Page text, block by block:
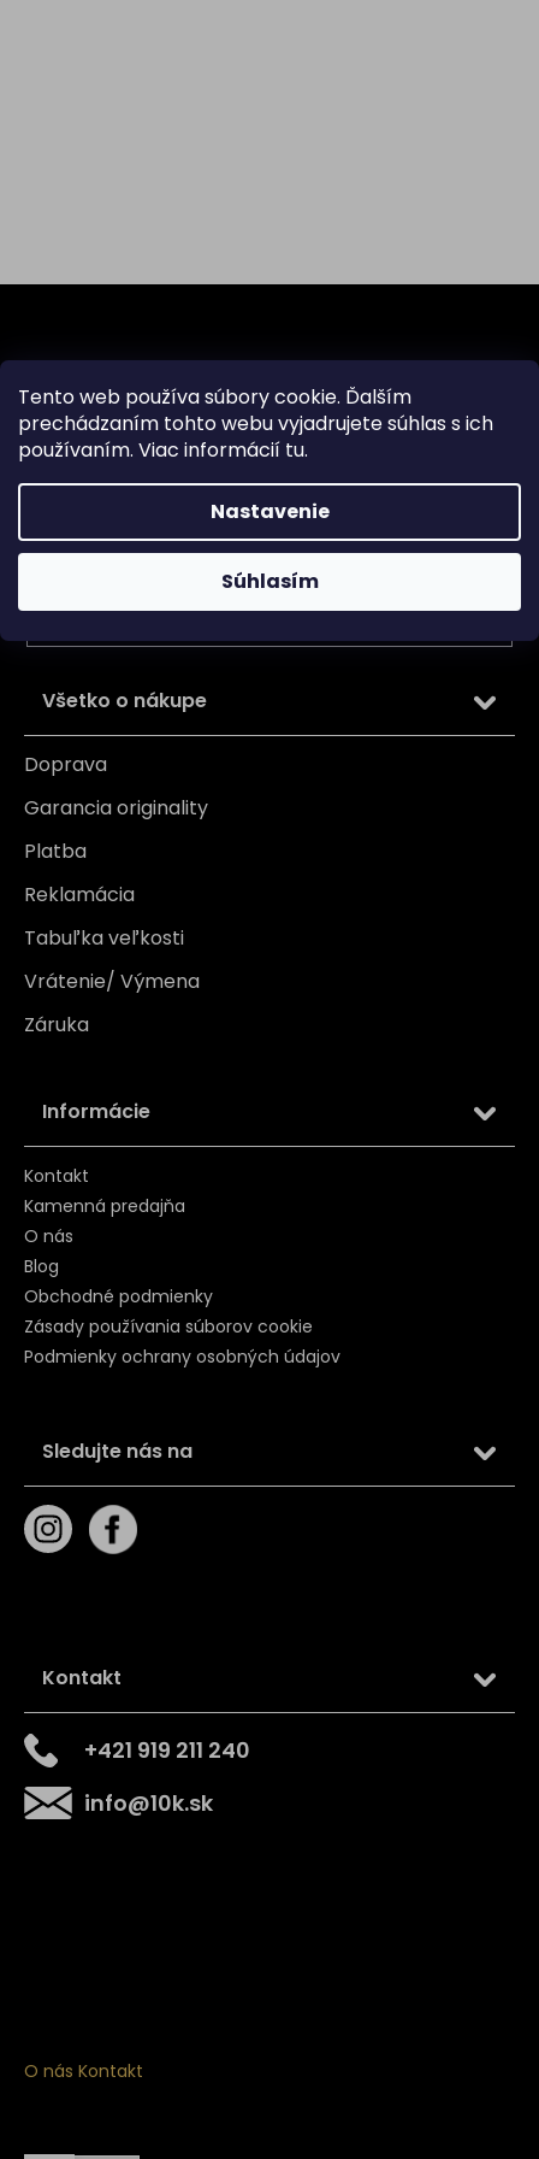
Tento web používa súbory cookie. Ďalším
prechádzaním tohto webu vyjadrujete súhlas s ich
používaním. Viac informácií tu.
Nastavenie
Súhlasím
ä Odoberať newsletter
Vložte svoj e-mail a my Vám budeme zasielať informácie
Vložením e-mailu súhlasíte spodmienkami ochrany
PRIHLÁSIŤ SA
Všetko o nákupe
Doprava
Garancia originality
Platba
Reklamácia
Tabuľka veľkosti
Vrátenie/ Výmena
Záruka
Informácie
Kontakt
Kamenná predajňa
O nás
Blog
Obchodné podmienky
Zásady používania súborov cookie
Podmienky ochrany osobných údajov
Sledujte nás na
Kontakt
info@10k.sk
+421 919 211 240
O nás Kontakt